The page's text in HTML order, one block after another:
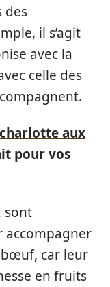
des
il s’agit
avec la
celle des
aux
pour vos
sont
accompagner
bœuf, car leur
en fruits